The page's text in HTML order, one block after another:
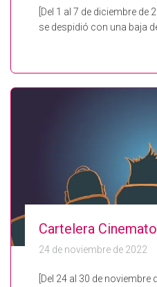
[Del 1 al 7 de diciembre de
se despidió con una baja
Cartelera
24 de noviembre de 2022
[Del 24 al 30 de noviembre